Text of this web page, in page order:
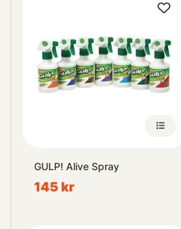
GULP! Alive Spray
145 kr